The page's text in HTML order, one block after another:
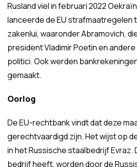
Rusland viel in februari 2022
lanceerde de EU strafmaatregelen
zakenlui, waaronder Abramovich,
president Vladimir Poetin en
politici. Ook werden
gemaakt.
Oorlog
De EU-rechtbank vindt dat deze
gerechtvaardigd zijn. Het wijst op
in het Russische staalbedrijf Evraz.
bedrijf heeft, worden door de